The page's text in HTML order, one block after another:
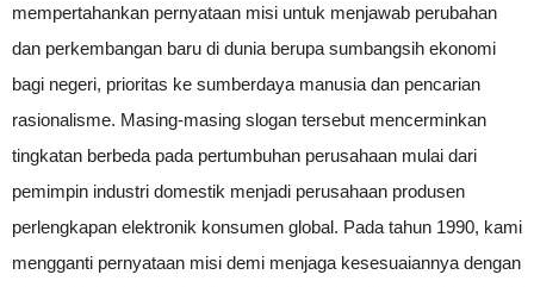
mempertahankan pernyataan misi untuk menjawab perubahan
dan perkembangan baru di dunia berupa sumbangsih ekonomi
bagi negeri, prioritas ke sumberdaya manusia dan pencarian
rasionalisme. Masing-masing slogan tersebut mencerminkan
tingkatan berbeda pada pertumbuhan perusahaan mulai dari
pemimpin industri domestik menjadi perusahaan produsen
perlengkapan elektronik konsumen global. Pada tahun 1990, kami
mengganti pernyataan misi demi menjaga kesesuaiannya dengan